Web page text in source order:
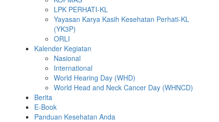
LPK PERHATI-KL
Yayasan Karya Kasih Kesehatan Perhati-KL
(YK3P)
ORLI
Kalender Kegiatan
Nasional
International
World Hearing Day (WHD)
World Head and Neck Cancer Day (WHNCD)
Berita
E-Book
Panduan Kesehatan Anda